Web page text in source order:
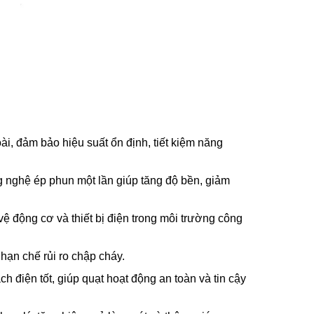
đảm bảo hiệu suất ổn định, tiết kiệm năng
ép phun một lần giúp tăng độ bền, giảm
động cơ và thiết bị điện trong môi trường công
chế rủi ro chập cháy.
điện tốt, giúp quạt hoạt động an toàn và tin cậy